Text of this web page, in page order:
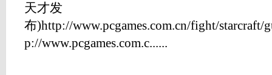
天才发
布)http://www.pcgames.com.cn/fight/starcraft/
p://www.pcgames.com.c......